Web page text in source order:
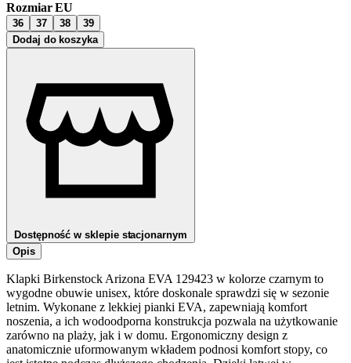
Rozmiar EU
36 37 38
39
Dodaj do koszyka
Dostępność w sklepie stacjonarnym
Opis
Klapki Birkenstock Arizona EVA 129423 w kolorze czarnym to
wygodne obuwie unisex, które doskonale sprawdzi się w sezonie
letnim. Wykonane z lekkiej pianki EVA, zapewniają komfort
noszenia, a ich wodoodporna konstrukcja pozwala na użytkowanie
zarówno na plaży, jak i w domu. Ergonomiczny design z
anatomicznie uformowanym wkładem podnosi komfort stopy, co